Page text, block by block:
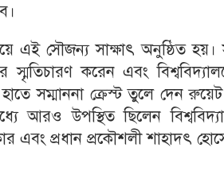
এই সৌজন্য সাক্ষাৎ অনুষ্ঠিত
স্মৃতিচারণ করেন এবং
সম্মাননা ক্রেস্ট তুলে দেন
আরও উপস্থিত ছিলেন
এবং প্রধান প্রকৌশলী শাহাদৎ